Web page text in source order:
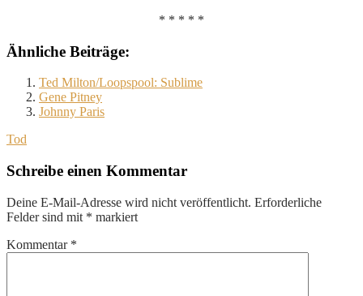
* * * * *
Ähnliche Beiträge:
Ted Milton/Loopspool: Sublime
Gene Pitney
Johnny Paris
Tod
Schreibe einen Kommentar
Deine E-Mail-Adresse wird nicht veröffentlicht. Erforderliche
Felder sind mit * markiert
Kommentar *